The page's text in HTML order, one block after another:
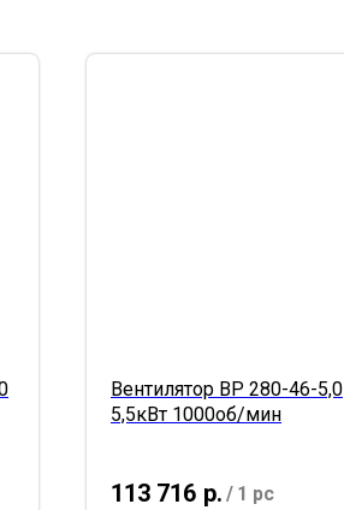
Вентилятор ВР 280-46-5,0
5,5кВт 1000об/мин
113 716 р. / 1 pc